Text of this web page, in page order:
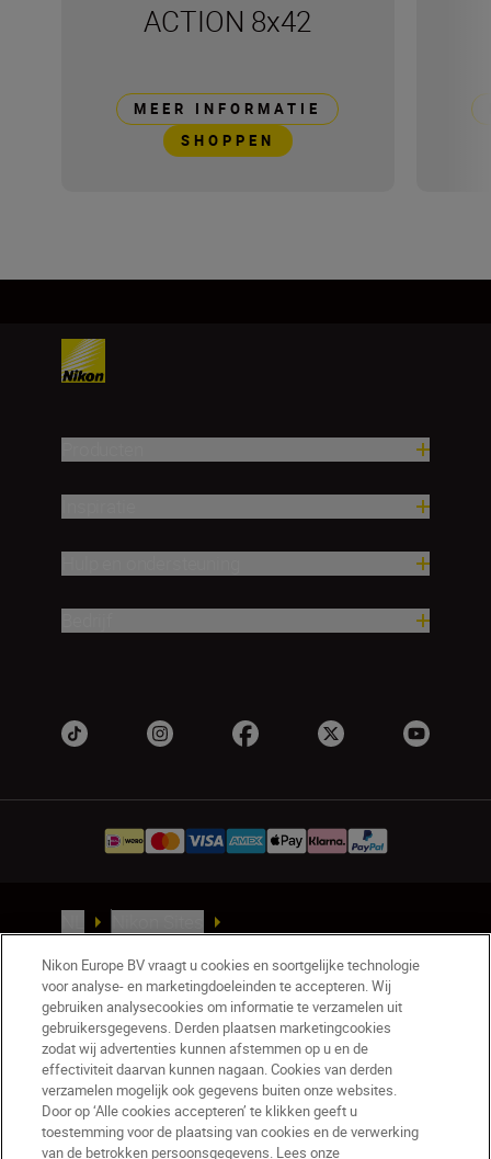
ACTION 8x42
MEER INFORMATIE
SHOPPEN
Gebruiksvoorwaarden
Nikon Store - Algemene voorwaarden
Cookieverklaring
Toegankelijkheid
Cookie-instellingen
© 2026 Nikon
Nikon Europe BV vraagt u cookies en soortgelijke technologie
voor analyse- en marketingdoeleinden te accepteren. Wij
gebruiken analysecookies om informatie te verzamelen uit
gebruikersgegevens. Derden plaatsen marketingcookies
zodat wij advertenties kunnen afstemmen op u en de
effectiviteit daarvan kunnen nagaan. Cookies van derden
verzamelen mogelijk ook gegevens buiten onze websites.
Door op ‘Alle cookies accepteren’ te klikken geeft u
toestemming voor de plaatsing van cookies en de verwerking
van de betrokken persoonsgegevens. Lees onze